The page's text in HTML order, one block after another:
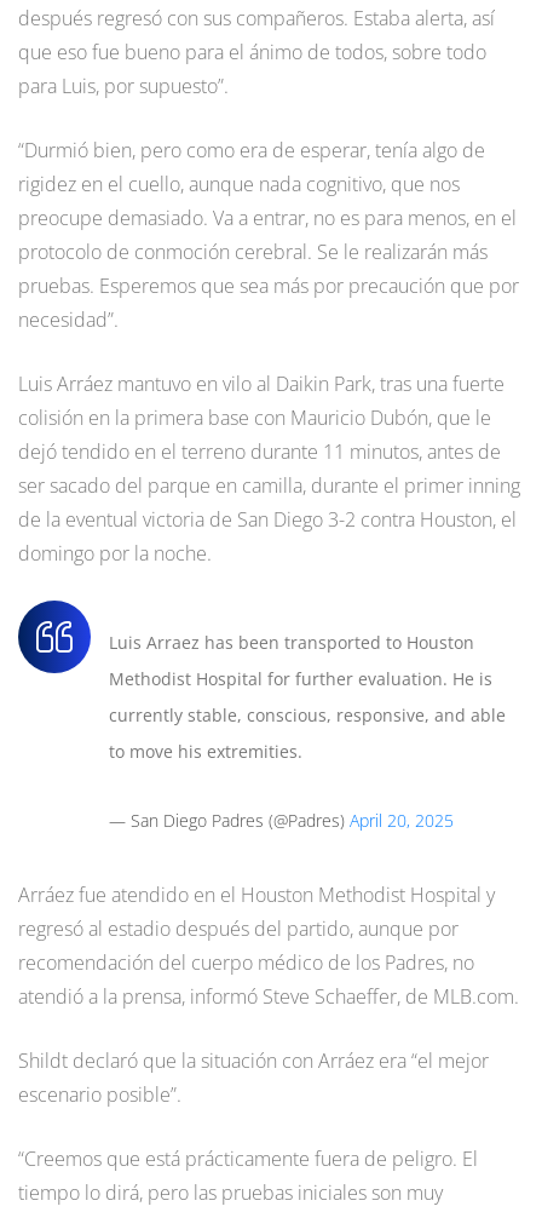
después regresó con sus compañeros. Estaba alerta, así
que eso fue bueno para el ánimo de todos, sobre todo
para Luis, por supuesto”.
“Durmió bien, pero como era de esperar, tenía algo de
rigidez en el cuello, aunque nada cognitivo, que nos
preocupe demasiado. Va a entrar, no es para menos, en el
protocolo de conmoción cerebral. Se le realizarán más
pruebas. Esperemos que sea más por precaución que por
necesidad”.
Luis Arráez mantuvo en vilo al Daikin Park, tras una fuerte
colisión en la primera base con Mauricio Dubón, que le
dejó tendido en el terreno durante 11 minutos, antes de
ser sacado del parque en camilla, durante el primer inning
de la eventual victoria de San Diego 3-2 contra Houston, el
domingo por la noche.
Luis Arraez has been transported to Houston
Methodist Hospital for further evaluation. He is
currently stable, conscious, responsive, and able
to move his extremities.
— San Diego Padres (@Padres) April 20, 2025
Arráez fue atendido en el Houston Methodist Hospital y
regresó al estadio después del partido, aunque por
recomendación del cuerpo médico de los Padres, no
atendió a la prensa, informó Steve Schaeffer, de MLB.com.
Shildt declaró que la situación con Arráez era “el mejor
escenario posible”.
“Creemos que está prácticamente fuera de peligro. El
tiempo lo dirá, pero las pruebas iniciales son muy